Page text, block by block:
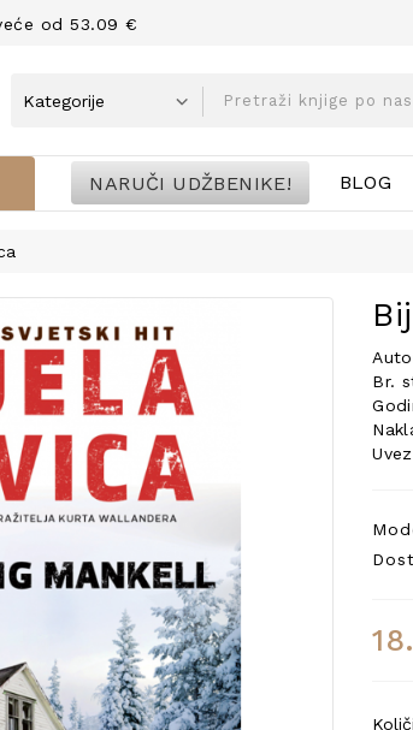
od 53.09 €
NARUČI UDŽBENIKE! BLOG
Br.